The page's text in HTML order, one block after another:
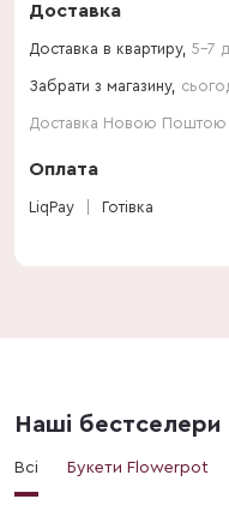
Доставка
Доставка в квартиру, 5-7
Забрати з магазину,
Доставка Новою Поштою
Оплата
LiqPay Готівка
Наші бестселери
Всі Букети Flowerpot